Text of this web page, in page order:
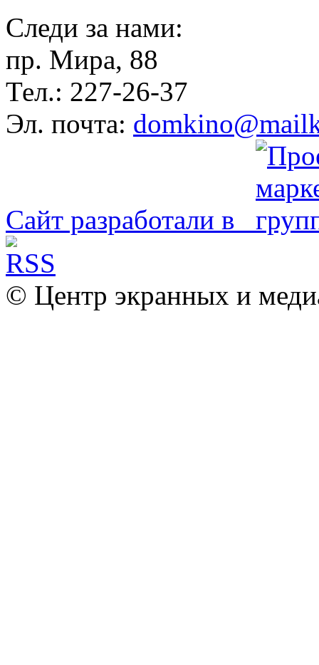
Следи за нами:
пр. Мира, 88
Тел.: 227-26-37
Эл. почта:
Сайт разработали в
© Центр экранных и